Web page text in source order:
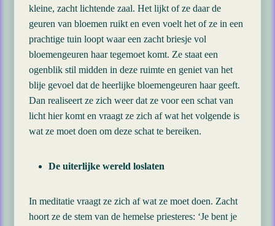
kleine, zacht lichtende zaal. Het lijkt of ze daar de
geuren van bloemen ruikt en even voelt het of ze in een
prachtige tuin loopt waar een zacht briesje vol
bloemengeuren haar tegemoet komt. Ze staat een
ogenblik stil midden in deze ruimte en geniet van het
blije gevoel dat de heerlijke bloemengeuren haar geeft.
Dan realiseert ze zich weer dat ze voor een schat van
licht hier komt en vraagt ze zich af wat het volgende is
wat ze moet doen om deze schat te bereiken.
De uiterlijke wereld loslaten
In meditatie vraagt ze zich af wat ze moet doen. Zacht
hoort ze de stem van de hemelse priesteres: ‘Je bent je